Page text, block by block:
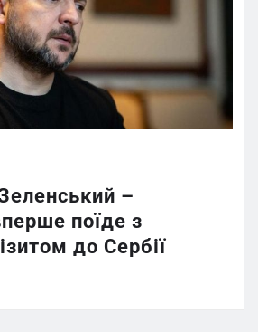
–
поїде з
до Сербії